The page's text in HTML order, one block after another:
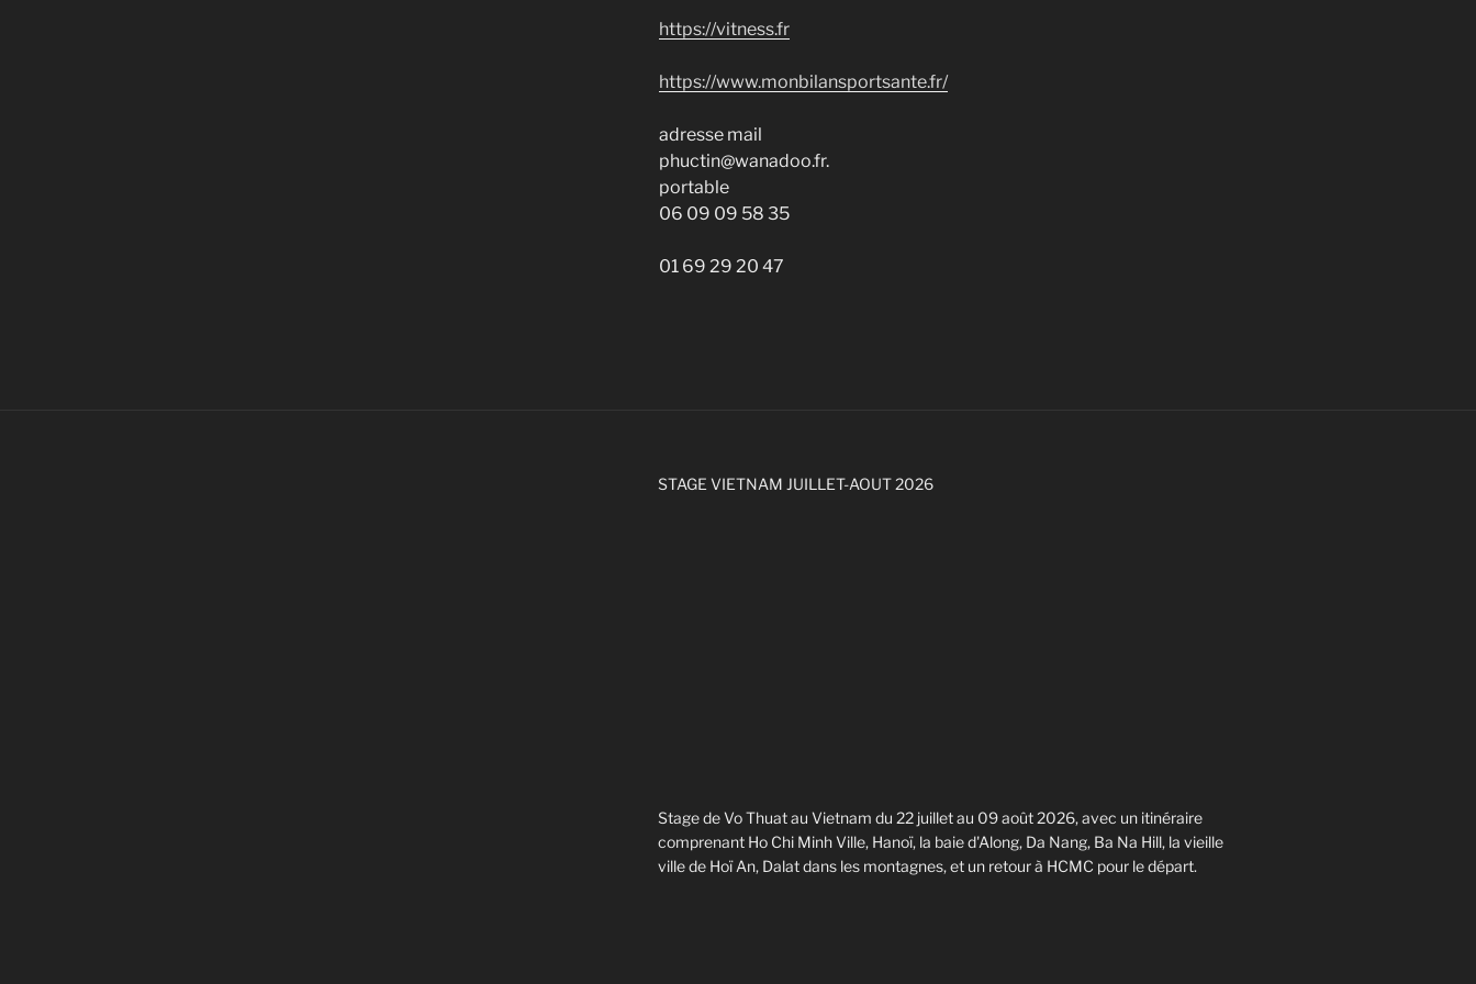
https://vitness.fr
https://www.monbilansportsante.fr/
adresse mail
phuctin@wanadoo.fr.
portable
06 09 09 58 35
01 69 29 20 47
STAGE VIETNAM JUILLET-AOUT 2026
Stage de Vo Thuat au Vietnam du 22 juillet au 09 août 2026, avec un itinéraire
comprenant Ho Chi Minh Ville, Hanoï, la baie d'Along, Da Nang, Ba Na Hill, la vieille
ville de Hoï An, Dalat dans les montagnes, et un retour à HCMC pour le départ.